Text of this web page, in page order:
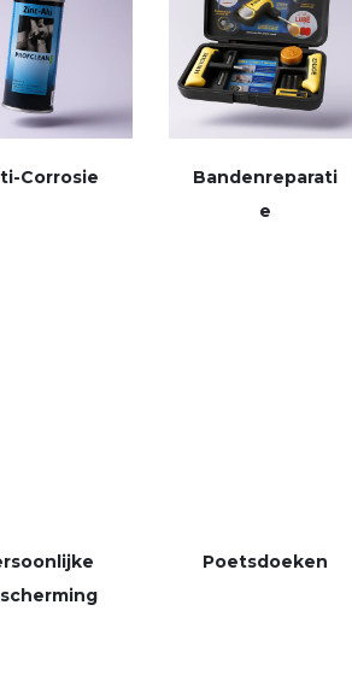
Corrosie
Bandenreparati
e
Poetsdoeken